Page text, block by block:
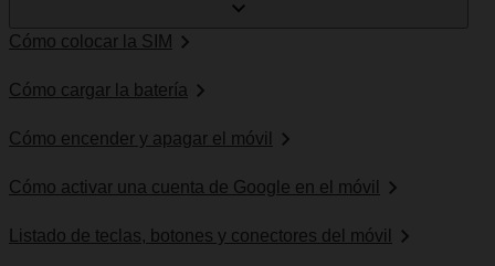
Cómo colocar la SIM
Cómo cargar la batería
Cómo encender y apagar el móvil
Cómo activar una cuenta de Google en el móvil
Listado de teclas, botones y conectores del móvil